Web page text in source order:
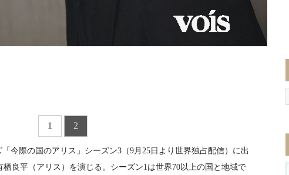
1 2
今際の国のアリス」シーズン3（9月25日より世界独占配信）に出
良平（アリス）を演じる。シーズン1は世界70以上の国と地域で